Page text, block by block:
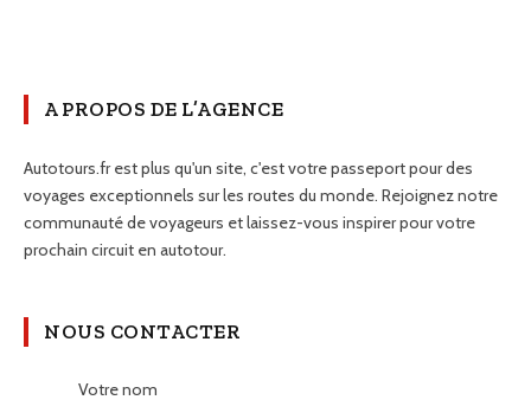
A PROPOS DE L’AGENCE
Autotours.fr est plus qu'un site, c'est votre passeport pour des
voyages exceptionnels sur les routes du monde. Rejoignez notre
communauté de voyageurs et laissez-vous inspirer pour votre
prochain circuit en autotour.
NOUS CONTACTER
Votre nom